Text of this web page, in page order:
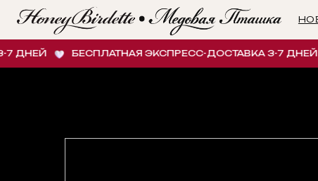
НОВИНКИ
БЕСПЛАТНАЯ ЭКСПРЕСС-ДОСТАВКА 3-7 ДНЕЙ